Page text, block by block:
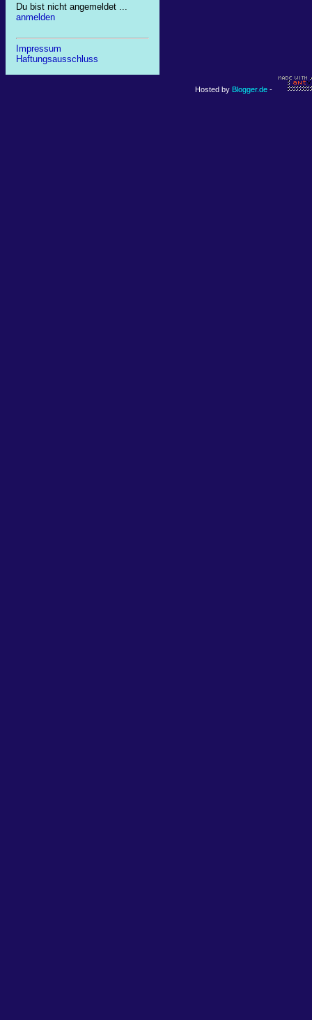
Du bist nicht angemeldet ...
anmelden
Impressum
Haftungsausschluss
Hosted by Blogger.de -